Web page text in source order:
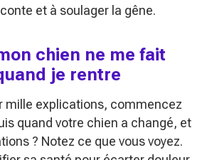
et à soulager la gêne.
chien ne me fait
je rentre
mille explications, commencez
quand votre chien a changé, et
? Notez ce que vous voyez.